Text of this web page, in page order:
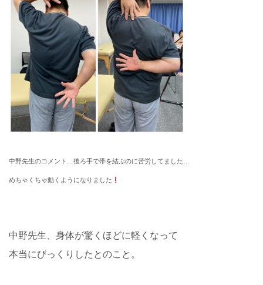
中野先生のコメント… 後ろ手で帯を結ぶのに苦労してました…
めちゃくちゃ動くようになりました
中野先生、身体が驚くほどに軽くなって
本当にびっくりしたとのこと。